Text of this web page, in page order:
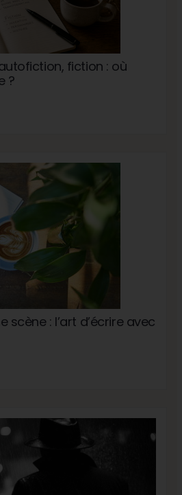
fiction : où
?
scène : l’art d’écrire avec